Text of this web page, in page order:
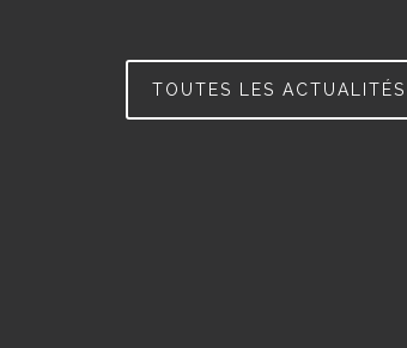
TOUTES LES ACTUALITÉS